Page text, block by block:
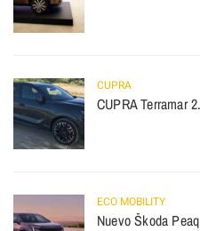
CUPRA
CUPRA Terramar
ECO MOBILITY
Nuevo Škoda Peaq